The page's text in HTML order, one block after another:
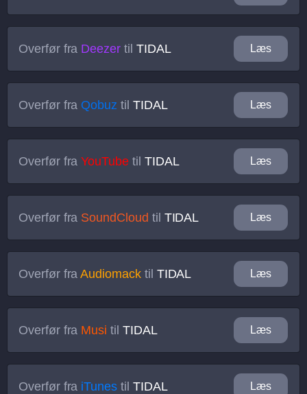
Overfør fra Deezer til TIDAL Læs
Overfør fra Qobuz til TIDAL Læs
Overfør fraYouTubetil TIDAL Læs
Overfør fra SoundCloud til TIDAL Læs
Overfør fraAudiomacktil TIDAL Læs
Overfør fra Musi til TIDAL Læs
Overfør fra iTunes til TIDAL Læs